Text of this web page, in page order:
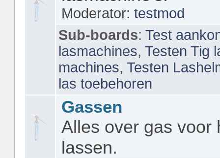
Moderator:testmod
Sub-boards: Test
lasmachines, Testen Tig
machines, Testen
las toebehoren
Gassen
Alles over gas voor
lassen.